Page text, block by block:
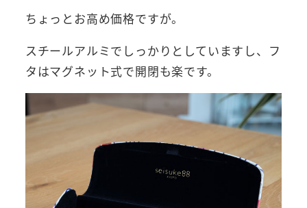
ちょっとお高め価格ですが。
スチールアルミでしっかりとしていますし、フ
タはマグネット式で開閉も楽です。